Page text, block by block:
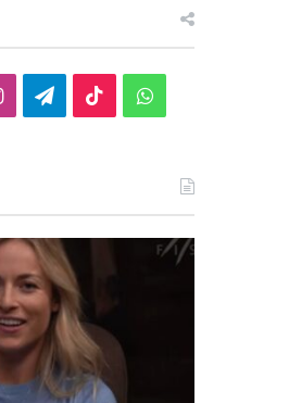
InstagramTelegram
TikTokWhatsApp